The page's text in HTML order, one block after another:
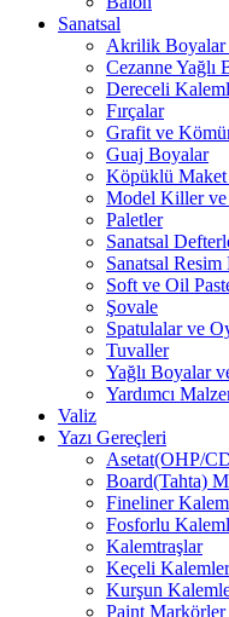
Sanatsal
Akrilik Boyalar
Cezanne Yağlı
Dereceli
Fırçalar
Grafit ve
Guaj Boyalar
Köpüklü
Model Killer ve
Paletler
Sanatsal
Sanatsal Resim
Soft ve Oil
Şovale
Spatulalar ve
Tuvaller
Yağlı Boyalar
Yardımcı
Valiz
Yazı Gereçleri
Asetat(OHP/
Board(Tahta)
Fineliner
Fosforlu
Kalemtraşlar
Keçeli Kalemler
Kurşun
Paint Markörler